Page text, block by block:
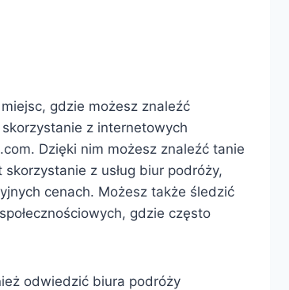
gdzie możesz znaleźć
z internetowych
Dzięki nim możesz znaleźć tanie
z usług biur podróży,
cenach. Możesz także śledzić
gdzie często
odwiedzić biura podróży